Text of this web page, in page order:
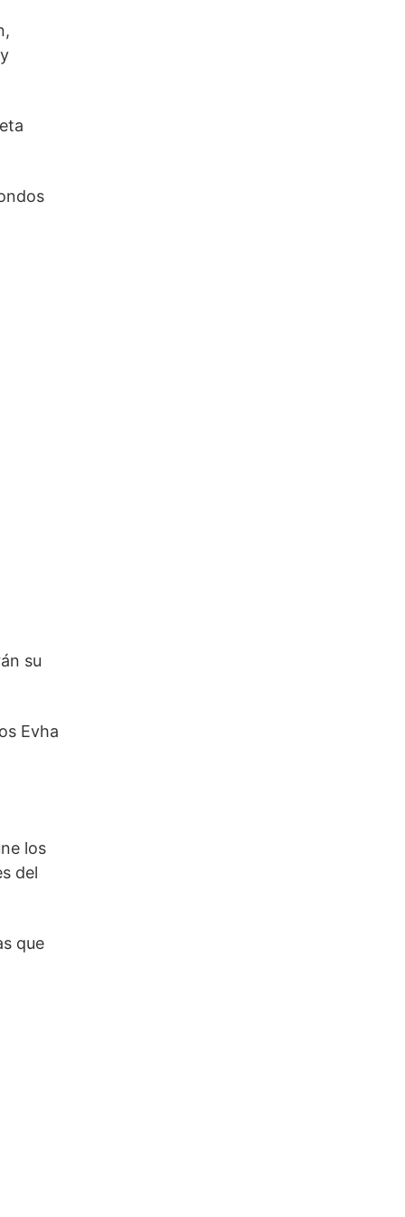
su
Evha
los
del
que